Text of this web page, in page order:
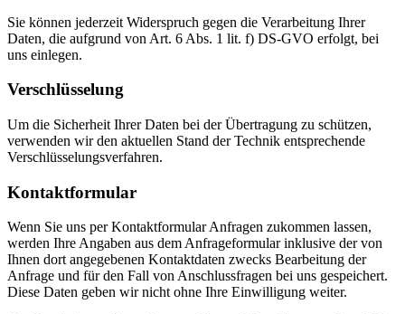
Sie können jederzeit Widerspruch gegen die Verarbeitung Ihrer
Daten, die aufgrund von Art. 6 Abs. 1 lit. f) DS-GVO erfolgt, bei
uns einlegen.
Verschlüsselung
Um die Sicherheit Ihrer Daten bei der Übertragung zu schützen,
verwenden wir den aktuellen Stand der Technik entsprechende
Verschlüsselungsverfahren.
Kontaktformular
Wenn Sie uns per Kontaktformular Anfragen zukommen lassen,
werden Ihre Angaben aus dem Anfrageformular inklusive der von
Ihnen dort angegebenen Kontaktdaten zwecks Bearbeitung der
Anfrage und für den Fall von Anschlussfragen bei uns gespeichert.
Diese Daten geben wir nicht ohne Ihre Einwilligung weiter.